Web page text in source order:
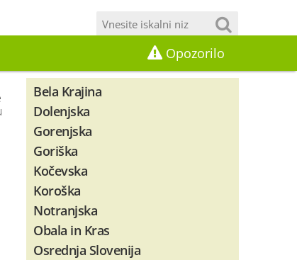
Opozorilo
Bela Krajina
Dolenjska
Gorenjska
Goriška
Kočevska
Koroška
Notranjska
Obala in Kras
Osrednja Slovenija